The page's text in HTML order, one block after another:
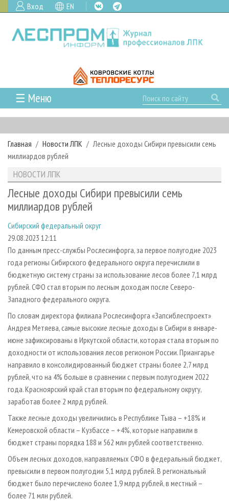
Вход EN
☰ Меню
ГЛАВНАЯ
РУБРИКИ И ТЕМЫ
РУБРИКИ ЖУРНАЛА
ЛЕСОЗАГОТОВКА
ЛЕСОПИЛЕНИЕ
СУШКА ДРЕВЕСИНЫ
ПРОИЗВОДСТВО ДРЕВЕСНЫХ ПЛИТ
ДЕРЕВЯННОЕ ДОМОСТРОЕНИЕ
ПРОИЗВОДСТВО МЕБЕЛИ
БИОЭНЕРГЕТИКА
ЦБП
ИНСТРУМЕНТ И МАТЕРИАЛЫ
НОВОСТИ
НОВОСТИ ЛПК
НОВОСТИ ЖУРНАЛА
ПРОЕКТЫ ЛПИ
АНАЛИТИКА
ПРЕДПРИЯТИЯ ЛПК
ПЕРСОНЫ
МОБИЛЬНЫЕ ВЫСТАВКИ
ОФИЦИАЛЬНЫЕ ДЕЛЕГАЦИИ
ПРИОРИТЕТНЫЕ ИНВЕСТПРОЕКТЫ
RUSSIAN FORESTRY REVIEW
ГАЗЕТА ЛЕСПРОМФОРУМ
БИБЛИОТЕКА СПЕЦИАЛИСТА
АРХИВ ЖУРНАЛОВ
О ЖУРНАЛЕ
ПОДПИСКА
КОНТАКТЫ
РЕКЛАМОДАТЕЛЯМ
РЕКЛАМА
РЕКЛАМА НА САЙТЕ
Главная Новости ЛПК
Лесные доходы Сибири превысили семь
миллиардов рублей
НОВОСТИ ЛПК
Лесные доходы Сибири превысили семь
миллиардов рублей
Сибирский федеральный округ
29.08.2023 12:11
По данным пресс-службы Рослесинфорга, за первое полугодие 2023
года регионы Сибирского федерального округа перечислили в
бюджетную систему страны за использование лесов более 7,1 млрд
рублей. СФО стал вторым по лесным доходам после Северо-
Западного федерального округа.
По словам директора филиала Рослесинфорга «Запсиблеспроект»
Андрея Метяева, самые высокие лесные доходы в Сибири в январе-
июне зафиксированы в Иркутской области, которая стала вторым по
доходности от использования лесов регионом России. Приангарье
направило в консолидированный бюджет страны более 2,7 млрд
рублей, что на 4% больше в сравнении с первым полугодием 2022
года. Красноярский край стал вторым по федеральному округу,
заработав более 2 млрд рублей.
Также лесные доходы увеличились в Республике Тыва – +18% и
Кемеровской области – Кузбассе – +4%, которые направили в
бюджет страны порядка 188 и 562 млн рублей соответственно.
Объем лесных доходов, направляемых СФО в федеральный бюджет,
превысили в первом полугодии 5,1 млрд рублей. В региональный
бюджет было перечислено более 1,9 млрд рублей, в местный –
более 71 млн рублей.